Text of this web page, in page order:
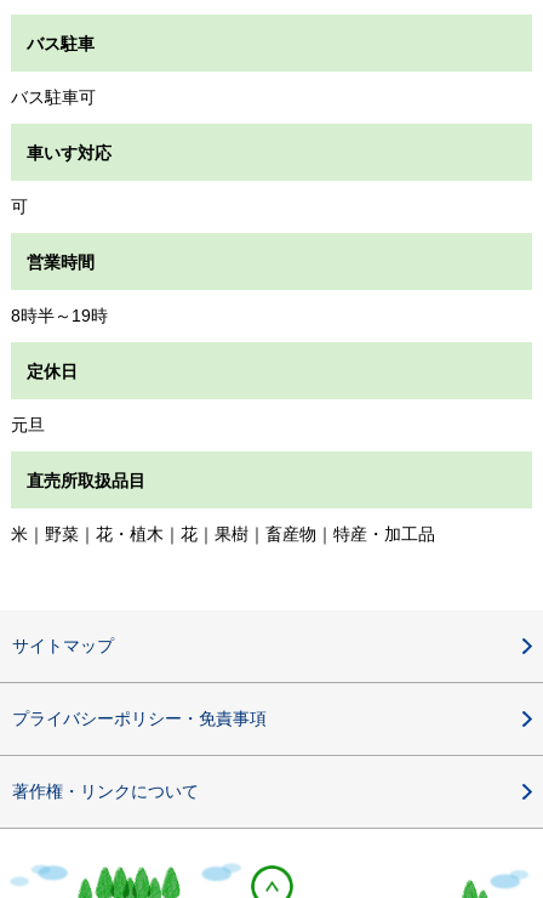
バス駐車
バス駐車可
車いす対応
可
営業時間
8時半～19時
定休日
元旦
直売所取扱品目
米｜野菜｜花・植木｜花｜果樹｜畜産物｜特産・加工品
サイトマップ
プライバシーポリシー・免責事項
著作権・リンクについて